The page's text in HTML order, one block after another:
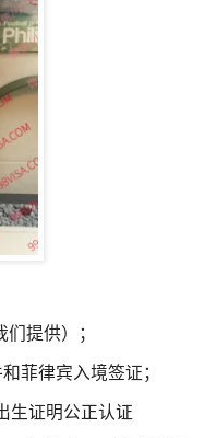
提供）；
菲律宾入境签证；
生证明公正认证